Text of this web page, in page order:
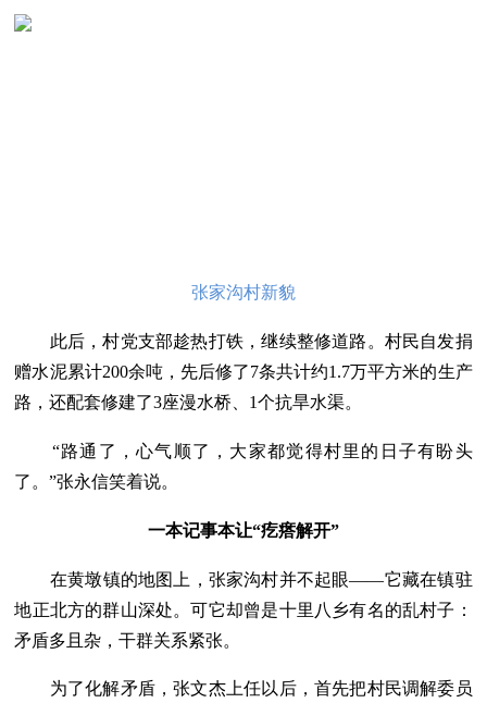
张家沟村新貌
此后，村党支部趁热打铁，继续整修道路。村民自发捐
赠水泥累计200余吨，先后修了7条共计约1.7万平方米的生产
路，还配套修建了3座漫水桥、1个抗旱水渠。
“路通了，心气顺了，大家都觉得村里的日子有盼头
了。”张永信笑着说。
一本记事本让“疙瘩解开”
在黄墩镇的地图上，张家沟村并不起眼——它藏在镇驻
地正北方的群山深处。可它却曾是十里八乡有名的乱村子：
矛盾多且杂，干群关系紧张。
为了化解矛盾，张文杰上任以后，首先把村民调解委员